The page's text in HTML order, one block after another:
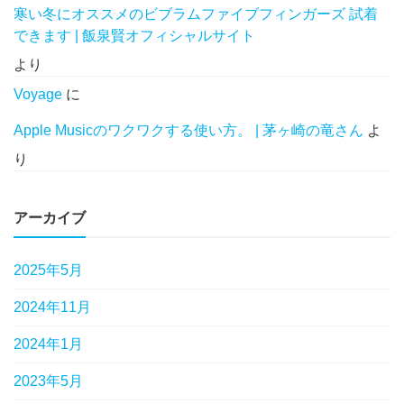
寒い冬にオススメのビブラムファイブフィンガーズ 試着
できます | 飯泉賢オフィシャルサイト
より
Voyage に
Apple Musicのワクワクする使い方。 | 茅ヶ崎の竜さん よ
り
アーカイブ
2025年5月
2024年11月
2024年1月
2023年5月